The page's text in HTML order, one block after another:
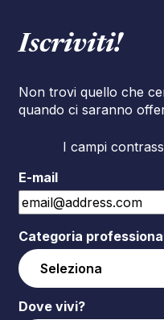
Iscriviti!
Non trovi quello che
quando ci saranno
I campi
E-mail
Categoria
Dove vivi?